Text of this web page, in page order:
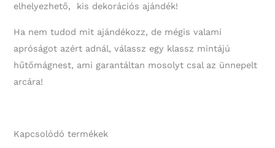
elhelyezhető, kis dekorációs ajándék!
Ha nem tudod mit ajándékozz, de mégis valami
apróságot azért adnál, válassz egy klassz mintájú
hűtőmágnest, ami garantáltan mosolyt csal az ünnepelt
arcára!
Kapcsolódó termékek